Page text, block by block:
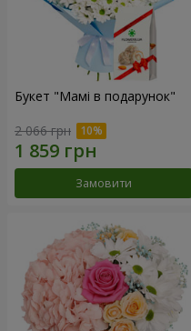
Букет "Мамі в подарунок"
2 066 грн
Замовити